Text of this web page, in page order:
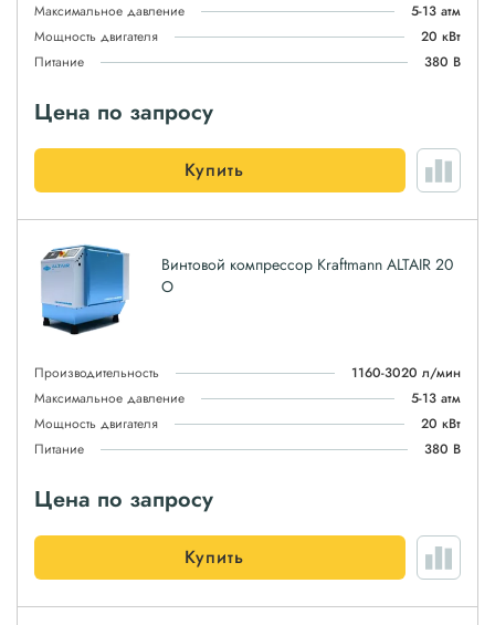
Максимальное давление
5-13 атм
Мощность двигателя
20 кВт
Питание
380 В
Цена по запросу
Купить
Винтовой компрессор Kraftmann ALTAIR 20
O
Производительность
1160-3020 л/мин
Максимальное давление
5-13 атм
Мощность двигателя
20 кВт
Питание
380 В
Цена по запросу
Купить